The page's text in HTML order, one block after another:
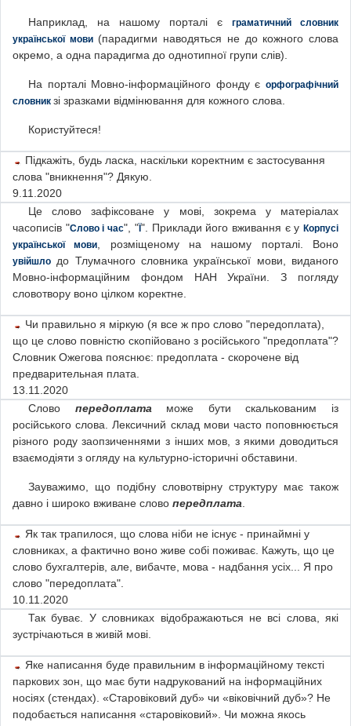
Наприклад, на нашому порталі є граматичний словник
української мови(парадигми наводяться не до кожного слова
окремо, а одна парадигма до однотипної групи слів).
На порталі Мовно-інформаційного фонду є орфографічний
словник зі зразками відмінювання для кожного слова.
Користуйтеся!
Підкажіть, будь ласка, наскільки коректним є застосування
слова "вникнення"? Дякую.
9.11.2020
Це слово зафіксоване у мові, зокрема у матеріалах
часописів "Слово і час", "Ї ". Приклади його вживання є уКорпусі
української мови , розміщеному на нашому порталі. Воно
увійшло до Тлумачного словника української мови, виданого
Мовно-інформаційним фондом НАН України. З погляду
словотвору воно цілком коректне.
Чи правильно я міркую (я все ж про слово "передоплата),
що це слово повністю скопійовано з російського "предоплата"?
Словник Ожегова пояснює: предоплата - скорочене від
предварительная плата.
13.11.2020
Слово передоплата може бути скалькованим із
російського слова. Лексичний склад мови часто поповнюється
різного роду заопзиченнями з інших мов, з якими доводиться
взаємодіяти з огляду на культурно-історичні обставини.
Зауважимо, що подібну словотвірну структуру має також
давно і широко вживане слово передплата
Як так трапилося, що слова ніби не існує - принаймні у
словниках, а фактично воно живе собі поживає. Кажуть, що це
слово бухгалтерів, але, вибачте, мова - надбання усіх... Я про
слово "передоплата".
10.11.2020
Так буває. У словниках відображаються не всі слова, які
зустрічаються в живій мові.
Яке написання буде правильним в інформаційному тексті
паркових зон, що має бути надрукований на інформаційних
носіях (стендах). «Старовіковий дуб» чи «віковічний дуб»? Не
подобається написання «старовіковий». Чи можна якось